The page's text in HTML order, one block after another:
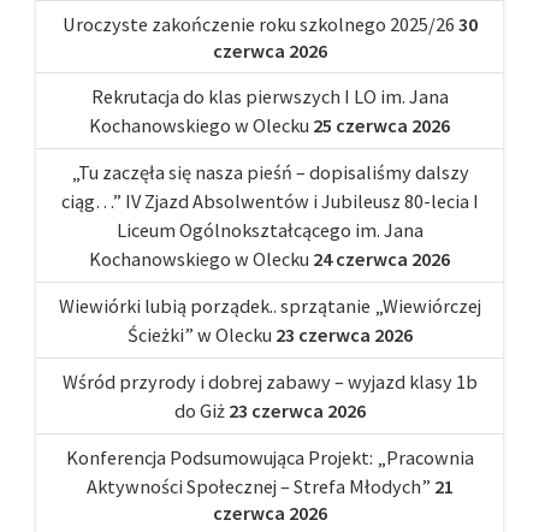
Uroczyste zakończenie roku szkolnego 2025/26 30
czerwca 2026
Rekrutacja do klas pierwszych I LO im. Jana
Kochanowskiego w Olecku 25 czerwca 2026
„Tu zaczęła się nasza pieśń – dopisaliśmy dalszy
ciąg…” IV Zjazd Absolwentów i Jubileusz 80-lecia I
Liceum Ogólnokształcącego im. Jana
Kochanowskiego w Olecku 24 czerwca 2026
Wiewiórki lubią porządek.. sprzątanie „Wiewiórczej
Ścieżki” w Olecku 23 czerwca 2026
Wśród przyrody i dobrej zabawy – wyjazd klasy 1b
do Giż 23 czerwca 2026
Konferencja Podsumowująca Projekt: „Pracownia
Aktywności Społecznej – Strefa Młodych” 21
czerwca 2026